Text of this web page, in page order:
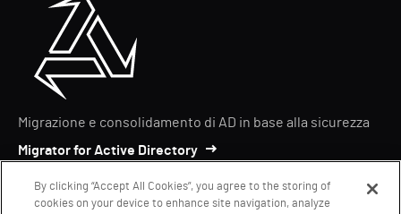
Migrazione e consolidamento di AD in base alla sicurezza
Migrator for Active Directory
By clicking “Accept All Cookies”, you agree to the storing of
cookies on your device to enhance site navigation, analyze